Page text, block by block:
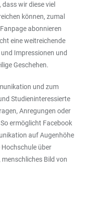
wir diese viel
können, zumal
abonnieren
eine weitreichende
Impressionen und
Geschehen.
und zum
Studieninteressierte
Anregungen oder
ermöglicht Facebook
auf Augenhöhe
über
Bild von